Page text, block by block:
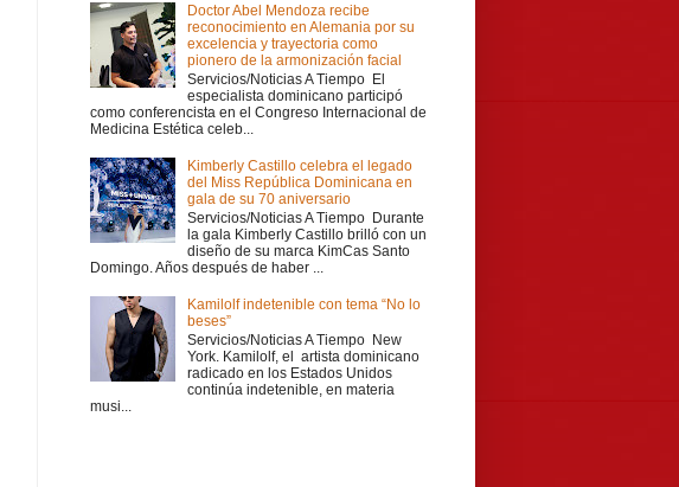
Doctor Abel Mendoza recibe
reconocimiento en Alemania por su
excelencia y trayectoria como
pionero de la armonización facial
Servicios/Noticias A Tiempo El
especialista dominicano participó
como conferencista en el Congreso Internacional de
Medicina Estética celeb...
Kimberly Castillo celebra el legado
del Miss República Dominicana en
gala de su 70 aniversario
Servicios/Noticias A Tiempo Durante
la gala Kimberly Castillo brilló con un
diseño de su marca KimCas Santo
Domingo. Años después de haber ...
Kamilolf indetenible con tema “No lo
beses”
Servicios/Noticias A Tiempo New
York. Kamilolf, el artista dominicano
radicado en los Estados Unidos
continúa indetenible, en materia
musi...